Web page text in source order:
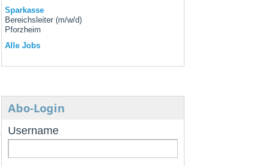
Sparkasse
Bereichsleiter (m/w/d)
Pforzheim
Alle Jobs
Abo-Login
Username